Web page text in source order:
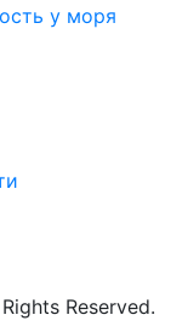
у моря
Reserved.